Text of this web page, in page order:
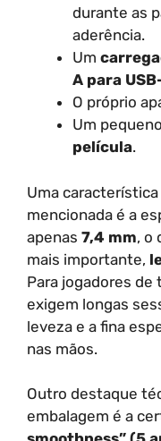
durante as
aderência.
Um
A para
O próprio
Um
película.
Uma
mencionada é a
apenas 7,4 mm, o
mais importante,
Para jogadores de
exigem longas
leveza e a fina
nas mãos.
Outro destaque
embalagem é a